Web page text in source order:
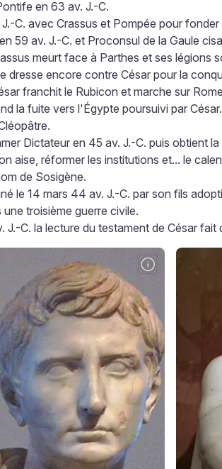
en 63 av. J.-C.
C. avec Crassus et Pompée pour fonder
59 av. J.-C. et Proconsul de la Gaule
meurt face à Parthes et ses légions
dresse encore contre César pour la
franchit le Rubicon et marche sur Rome
la fuite vers l'Égypte poursuivi par
Dictateur en 45 av. J.-C. puis obtient
aise, réformer les institutions et... le
de Sosigène.
le 14 mars 44 av. J.-C. par son fils
troisième guerre civile.
J.-C. la lecture du testament de César